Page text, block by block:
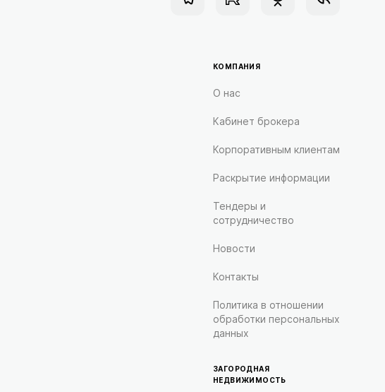
КОМПАНИЯ
О нас
Кабинет брокера
Корпоративным клиентам
Раскрытие информации
Тендеры и
сотрудничество
Новости
Контакты
Политика в отношении
обработки персональных
данных
ЗАГОРОДНАЯ
НЕДВИЖИМОСТЬ